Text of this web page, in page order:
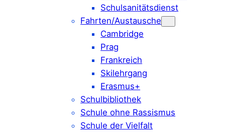
Schulsanitätsdienst
Fahrten/Austausche
Cambridge
Prag
Frankreich
Skilehrgang
Erasmus+
Schulbibliothek
Schule ohne Rassismus
Schule der Vielfalt